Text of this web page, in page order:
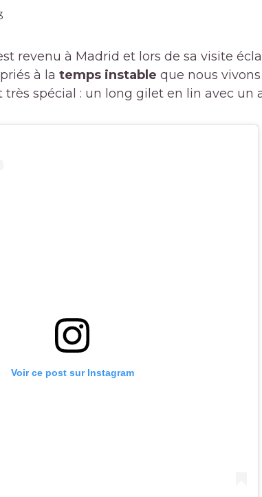
revenu à Madrid et lors de sa visite
à la temps instable que nous
spécial : un long gilet en lin avec un
Voir ce post sur Instagram